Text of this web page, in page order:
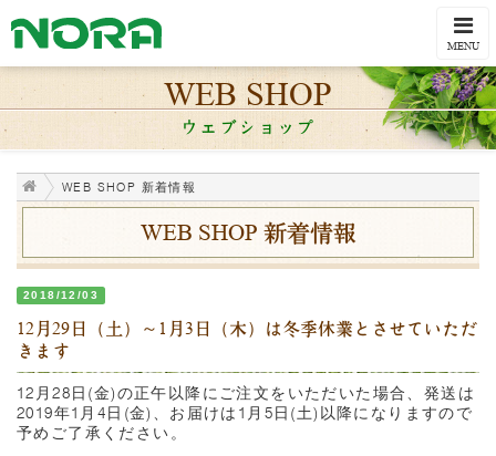
MENU
WEB SHOP
ウェブショップ
WEB SHOP 新着情報
WEB SHOP 新着情報
2018/12/03
12月29日（土）～1月3日（木）は冬季休業とさせていただ
きます
12月28日(金)の正午以降にご注文をいただいた場合、発送は
2019年1月4日(金)、お届けは1月5日(土)以降になりますので
予めご了承ください。